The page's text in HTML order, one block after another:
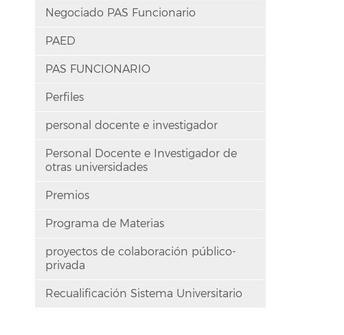
Negociado PAS Funcionario
PAED
PAS FUNCIONARIO
Perfiles
personal docente e investigador
Personal Docente e Investigador de
otras universidades
Premios
Programa de Materias
proyectos de colaboración público-
privada
Recualificación Sistema Universitario